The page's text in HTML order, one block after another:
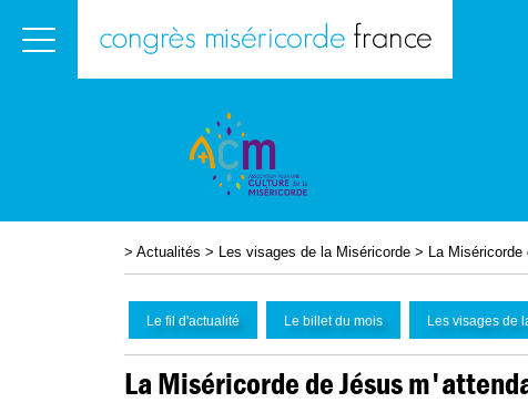
> Actualités > Les visages de la Miséricorde > La
Le fil d'actualité Le billet du mois Les visages de
La Miséricorde de Jésus